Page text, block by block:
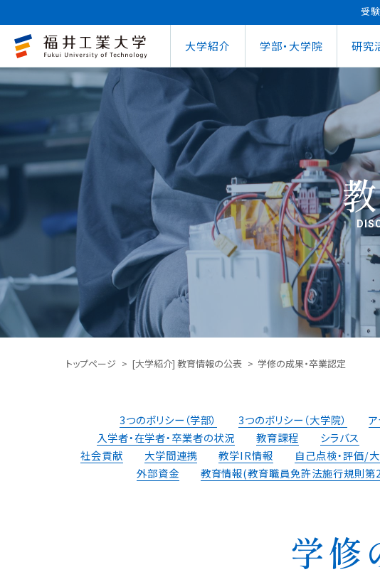
受
大学紹介
大学概要 教育情報の公表
大学概要
教育情報の公表
学びの特色
教員紹介
キャンパス案内
第62回大学祭
式辞集
学部・大学院
工学部
電気電子情報工学科
機械工学科
建築土木工学科
原子力技術応用工学科
環境学部
環境食品応用化学科
デザイン学科
研究
地域連携研究推進センター 研究シーズ紹介
地域連携研究推進センター
教育研究業績情報
研究シーズ紹介
研究紀要
外国人研究者招へい・受入れ
自治体との連携FUT公開講座
自治体との連携
FUT公開講座
出前講義・出前実験
未来塾 講演会
科学実験キャラバン
ロボット事業
FUTブラス
スポーツ教室
その他活動
活動レポート
インターナショナルセンター 海外留学プログラム
インターナショナルセン
海外留学プログラム（
文化交流
【重要】海外へ渡航する
キャリアセンター
キャリアセンター
就職⽀援プログラム
インターンシップ
就職実績
資格取得
就職⽀援ナビ
企業の方へ
求人・説明会の
キャリアセンター
学費等納⼊⾦在学⽣向け奨学⾦
在学⽣向け奨学⾦
受験⽣向け奨学⾦
⽇本学⽣⽀援機構奨学⾦ 給付奨学⾦
⽇本学⽣⽀援機構奨学⾦ 貸与奨学⾦
寮・下宿のご案内 SSLプロジェクト
学⽣⽣活⽀援室
学習⽀援室
情報メディアセンター
SSLプロジェクト
学⽣保険
医務情
障害学
寮・下
クラブ
学習管理システム（manaba） WEBシラバス
学習管理システム（manaba
学生ポータルシステム（学外
WEBシラバス
トップページ [大学紹介] 教育情報の公表 学修の成果・卒業認定
3つのポリシー（学部） 3つのポリシー（大学院） ア
⼊学者・在学者・卒業者の状況
教育課程 シラバス
社会貢献
⼤学間連携 教学IR情報 ⾃⼰点検・評価/
外部資⾦
教育情報(教育職員免許法施行規則第
学修